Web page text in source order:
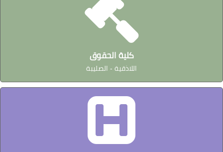
كلية الحقوق
اللاذقية - الصليبة